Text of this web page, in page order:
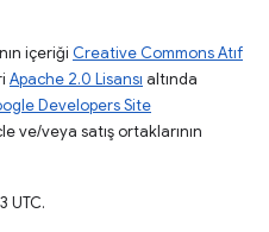
içeriği Creative Commons Atıf
Apache 2.0 Lisansı altında
Developers Site
ve/veya satış ortaklarının
UTC.